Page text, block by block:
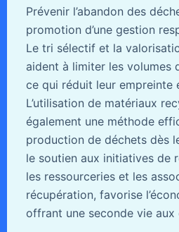
Prévenir l’abandon des
promotion d’une gestion
Le tri sélectif et la
aident à limiter les volumes
ce qui réduit leur empreinte
L’utilisation de matériaux
également une méthode
production de déchets dès
le soutien aux initiatives de
les ressourceries et les
récupération, favorise
offrant une seconde vie aux